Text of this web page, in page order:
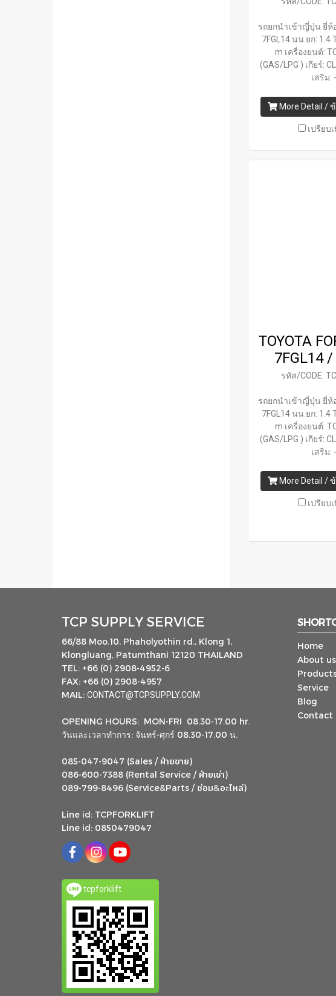
รถยกนำเข้าญี่ปุ่น ยี่ห้
7FGL14 นน.ยก: 1.4
m เครื่องยนต์:
(GAS/LPG ) เกียร์:
เสริม: -
More Detail /
เปรียบ
TOYOTA
7FGL14
รหัส/CODE:
รถยกนำเข้าญี่ปุ่น ยี่ห้
7FGL14 นน.ยก: 1.4
m เครื่องยนต์:
(GAS/LPG ) เกียร์:
เสริม: -
More Detail /
เปรียบ
TCP SUPPLY SERVICE
66/88 Moo.10, Phaholyothin rd., Klong 1,
Klongluang, Patumthani 12120 THAILAND
TEL: +66 (0) 2908-4952-6
FAX: +66 (0) 2908-4957
MAIL: CONTACT@TCPSUPPLY.COM
OPENING HOURS: MON-FRI 08.30-17.00 hr.
วันและเวลาทำการ: จันทร์-ศุกร์ 08.30-17.00 น.
085-047-9047 (Sales / ฝ่ายขาย)
086-600-7388 (Rental Service / ฝ่ายเช่า)
089-799-8496 (Service&Parts / ซ่อม&อะไหล่)
Line id: TCPFORKLIFT
Line id: 0850479047
tcpforklift
Home
About us
Service
Blog
Contact